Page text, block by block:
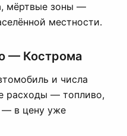
мёртвые зоны —
местности.
— Кострома
и числа
расходы — топливо,
— в цену уже